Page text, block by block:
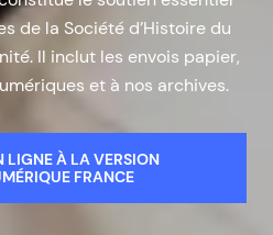
de la Société d’Histoire du
Il inclut les envois papier,
et à nos archives.
LIGNE À LA VERSION
FRANCE